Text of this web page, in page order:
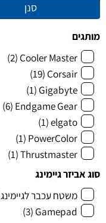
סנן
מותגים
Cooler Master
(2)
Corsair
(19)
Gigabyte
(1)
Endgame Gear
(6)
elgato
(1)
PowerColor
(1)
Thrustmaster
(1)
סוג אביזר גיימינג
משטח עכבר לגיימינג
Gamepad
(3)